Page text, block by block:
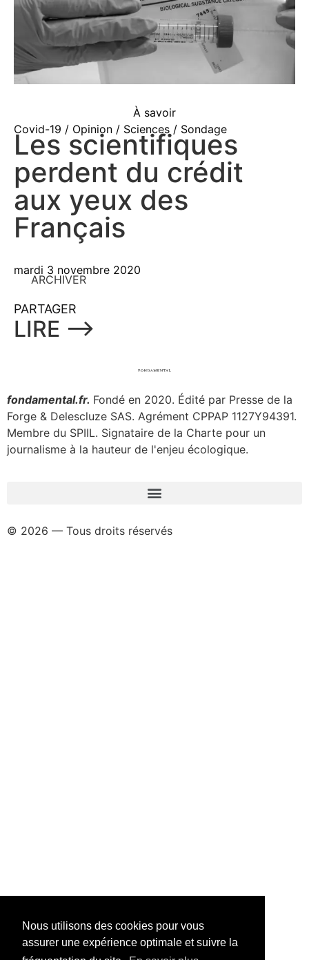
Nous utilisons des cookies pour vous
assurer une expérience optimale et suivre la
À savoir
Covid-19 / Opinion / Sciences / Sondage
Les scientifiques
perdent du crédit
aux yeux des
Français
mardi 3 novembre 2020
ARCHIVER
PARTAGER
LIRE ⟶
fondamental.fr. Fondé en 2020. Édité par Presse de la
Forge & Delescluze SAS. Agrément CPPAP 1127Y94391.
Membre du SPIIL. Signataire de la Charte pour un
journalisme à la hauteur de l'enjeu écologique.
© 2026 — Tous droits réservés